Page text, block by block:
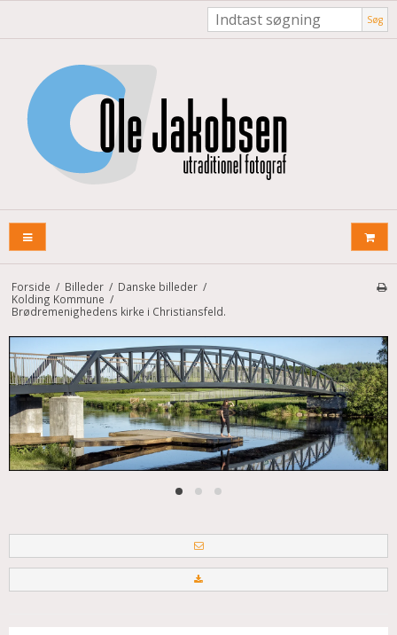
Søg
Forside / Billeder / Danske billeder /
Kolding Kommune /
Brødremenighedens kirke i Christiansfeld.